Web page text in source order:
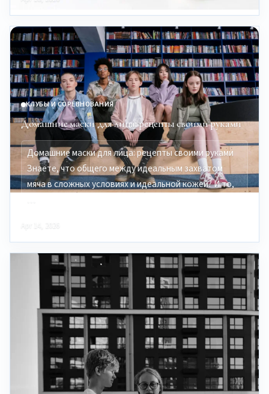
КЛУБЫ И СОРЕВНОВАНИЯ
Домашние маски для лица: рецепты своими руками
Домашние маски для лица: рецепты своими руками
Знаете, что общего между идеальным захватом
мяча в сложных условиях и идеальной кожей? И то,
Apr 14, 2026